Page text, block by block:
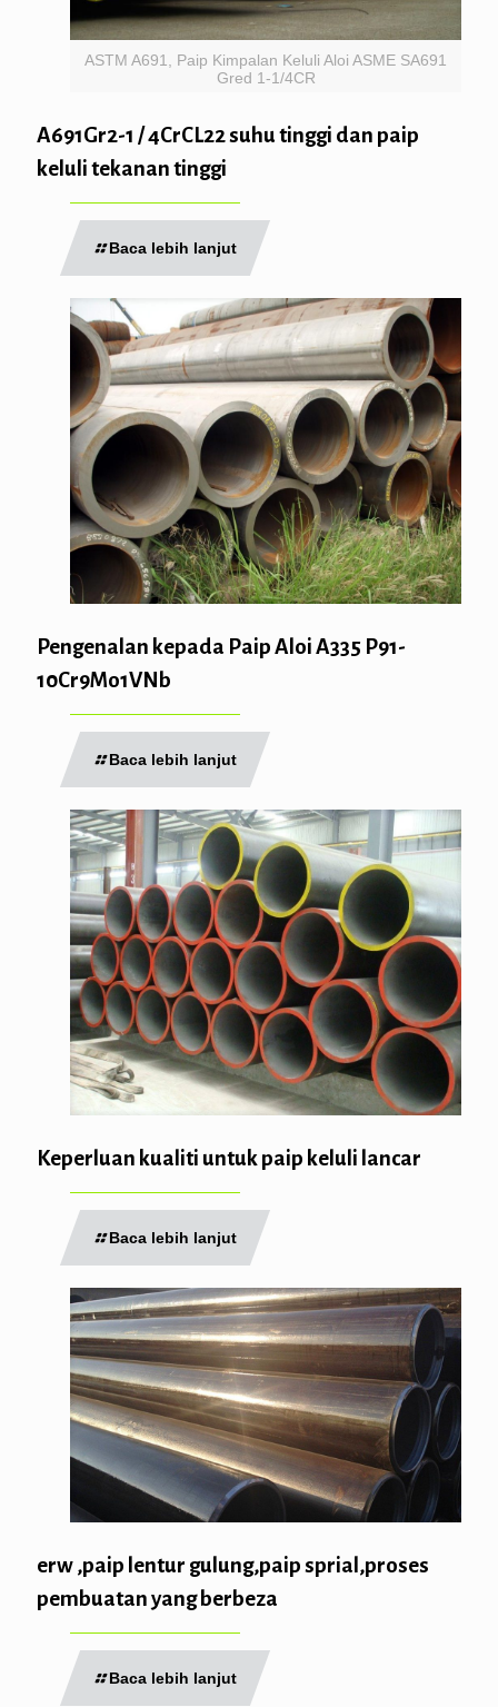
ASTM A691, Paip Kimpalan Keluli Aloi ASME SA691
Gred 1-1/4CR
A691Gr2-1 / 4CrCL22 suhu tinggi dan paip
keluli tekanan tinggi
Baca lebih lanjut
Pengenalan kepada Paip Aloi A335 P91-
10Cr9Mo1VNb
Baca lebih lanjut
Keperluan kualiti untuk paip keluli lancar
Baca lebih lanjut
erw ,paip lentur gulung,paip sprial,proses
pembuatan yang berbeza
Baca lebih lanjut